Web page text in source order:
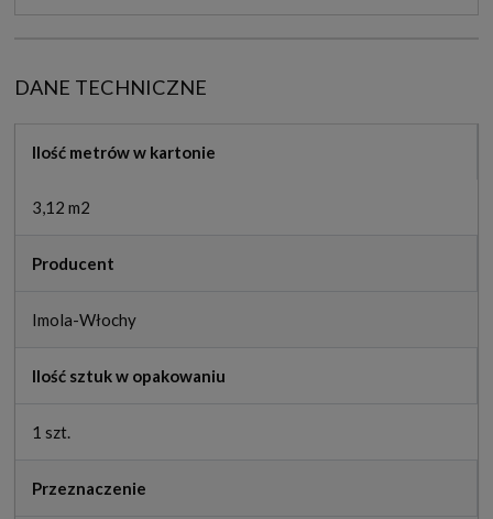
DANE TECHNICZNE
Ilość metrów w kartonie
3,12 m2
Producent
Imola-Włochy
Ilość sztuk w opakowaniu
1 szt.
Przeznaczenie